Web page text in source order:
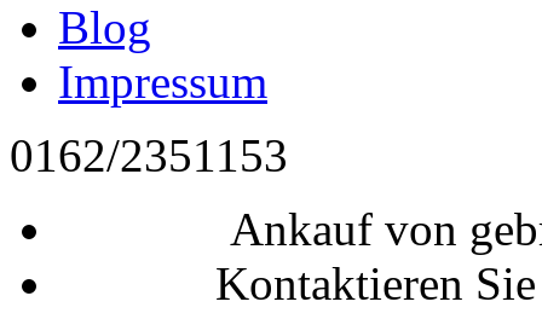
Blog
Impressum
0162/2351153
Ankauf von
Kontaktieren